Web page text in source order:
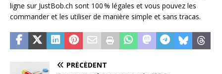
ligne sur JustBob.ch sont 100 % légales et vous pouvez les
commander et les utiliser de manière simple et sans tracas.
PRÉCÉDENT